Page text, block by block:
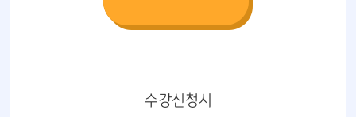
수강신청시